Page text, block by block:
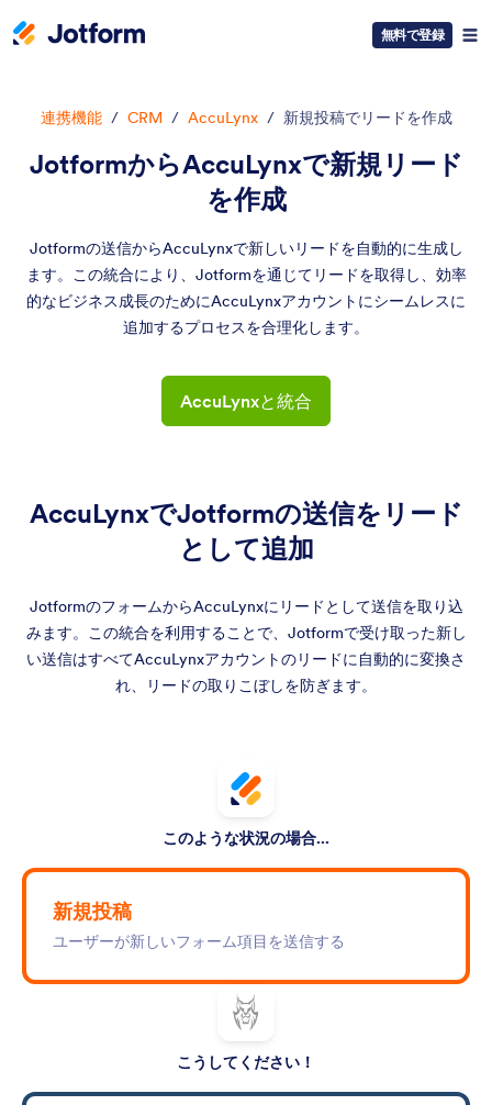
無料で登録
連携機能 / CRM / AccuLynx / 新規投稿でリードを作成
JotformからAccuLynxで新規リード
を作成
Jotformの送信からAccuLynxで新しいリードを自動的に生成し
ます。この統合により、Jotformを通じてリードを取得し、効率
的なビジネス成長のためにAccuLynxアカウントにシームレスに
追加するプロセスを合理化します。
AccuLynxと統合
AccuLynxでJotformの送信をリード
として追加
JotformのフォームからAccuLynxにリードとして送信を取り込
みます。この統合を利用することで、Jotformで受け取った新し
い送信はすべてAccuLynxアカウントのリードに自動的に変換さ
れ、リードの取りこぼしを防ぎます。
このような状況の場合...
新規投稿
ユーザーが新しいフォーム項目を送信する
こうしてください！